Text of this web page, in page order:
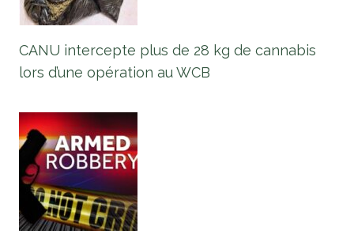
CANU intercepte plus de 28 kg de cannabis
lors d’une opération au WCB